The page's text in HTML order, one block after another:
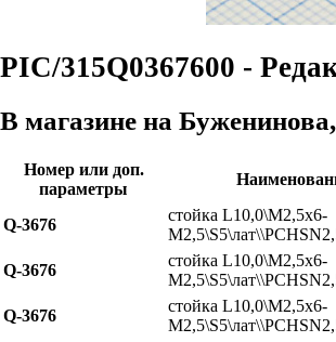
PIC/315Q0367600 -
В магазине на
Номер или доп.
параметры
Q-3676
стойка L10,0\М2,5x6-
Q-3676
стойка L10,0\М2,5x6-
Q-3676
стойка L10,0\М2,5x6-